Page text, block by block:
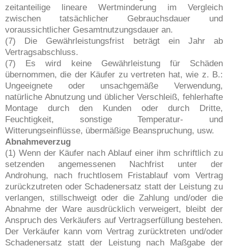
zeitanteilige lineare Wertminderung im Vergleich
zwischen tatsächlicher Gebrauchsdauer und
voraussichtlicher Gesamtnutzungsdauer an.
(7) Die Gewährleistungsfrist beträgt ein Jahr ab
Vertragsabschluss.
(7) Es wird keine Gewährleistung für Schäden
übernommen, die der Käufer zu vertreten hat, wie z. B.:
Ungeeignete oder unsachgemäße Verwendung,
natürliche Abnutzung und üblicher Verschleiß, fehlerhafte
Montage durch den Kunden oder durch Dritte,
Feuchtigkeit, sonstige Temperatur- und
Witterungseinflüsse, übermäßige Beanspruchung, usw.
Abnahmeverzug
(1) Wenn der Käufer nach Ablauf einer ihm schriftlich zu
setzenden angemessenen Nachfrist unter der
Androhung, nach fruchtlosem Fristablauf vom Vertrag
zurückzutreten oder Schadenersatz statt der Leistung zu
verlangen, stillschweigt oder die Zahlung und/oder die
Abnahme der Ware ausdrücklich verweigert, bleibt der
Anspruch des Verkäufers auf Vertragserfüllung bestehen.
Der Verkäufer kann vom Vertrag zurücktreten und/oder
Schadenersatz statt der Leistung nach Maßgabe der